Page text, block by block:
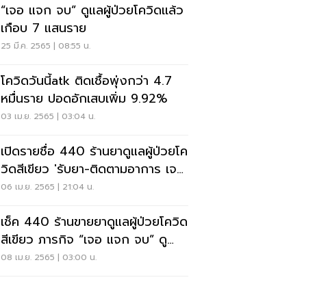
“เจอ แจก จบ” ดูแลผู้ป่วยโควิดเเล้ว
เกือบ 7 แสนราย
25 มี.ค. 2565 | 08:55 น.
โควิดวันนี้atk ติดเชื้อพุ่งกว่า 4.7
หมื่นราย ปอดอักเสบเพิ่ม 9.92%
03 เม.ย. 2565 | 03:04 น.
เปิดรายชื่อ 440 ร้านยาดูแลผู้ป่วยโค
วิดสีเขียว 'รับยา-ติดตามอาการ เจอ
แจก จบ'
06 เม.ย. 2565 | 21:04 น.
เช็ค 440 ร้านขายยาดูแลผู้ป่วยโควิด
สีเขียว ภารกิจ “เจอ แจก จบ” ดู
ด่วนที่นี่
08 เม.ย. 2565 | 03:00 น.